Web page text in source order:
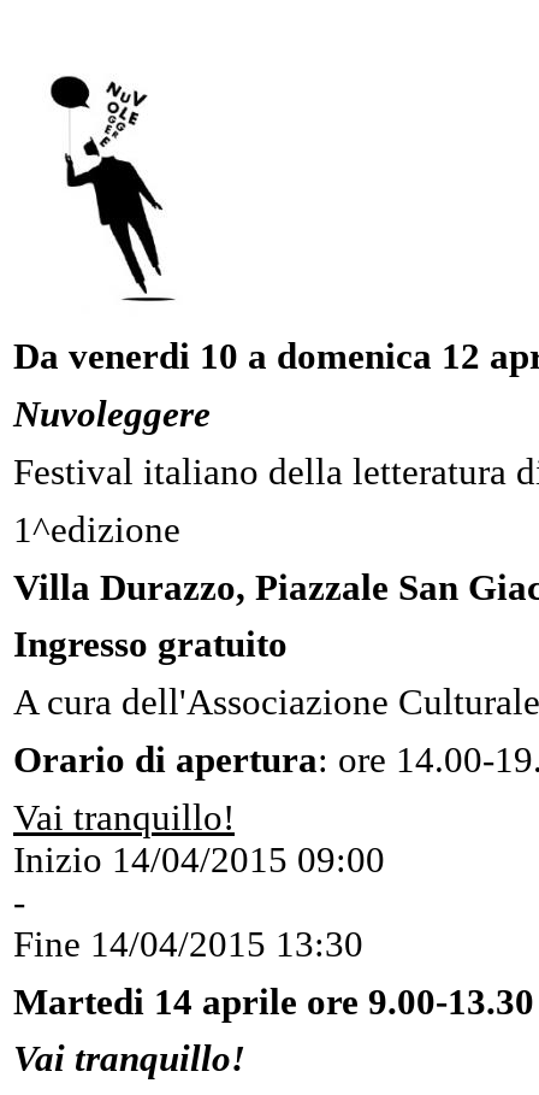
Da venerdi 10 a domenica 12
Nuvoleggere
Festival italiano della letteratura
1^edizione
Villa Durazzo, Piazzale San
Ingresso gratuito
A cura dell'Associazione
Orario di apertura: ore 14.00-
Vai tranquillo!
Inizio 14/04/2015 09:00
-
Fine 14/04/2015 13:30
Martedi 14 aprile ore 9.00-13.30
Vai tranquillo!